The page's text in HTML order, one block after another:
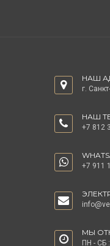
НАШ
г.
НАШ
+7 812
+7 911
МЫ
ПН - СБ